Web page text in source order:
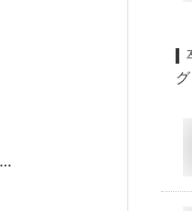
子供スーツ 5点セット フォーマル スーツ キッズ 男の子 スーツ 発表会 入学式 入園式 こども 子供服フォーマルスーツ キッズスーツ 七五三 ベビースーツ 結婚式 卒園式 卒業式 小学生 保育園 90 100 110cm 120cm 130cm
グ